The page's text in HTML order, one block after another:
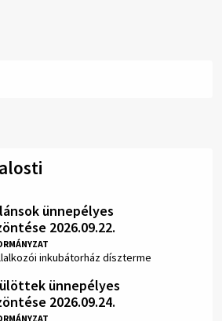
ünnepélyes
2026.09.22.
inkubátorház díszterme
ünnepélyes
2026.09.24.